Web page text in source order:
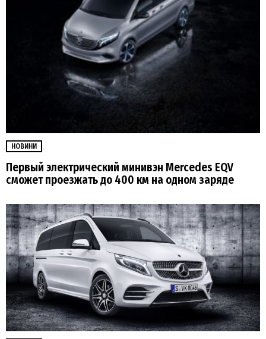
НОВИНИ
Первый электрический минивэн Mercedes EQV
сможет проезжать до 400 км на одном заряде